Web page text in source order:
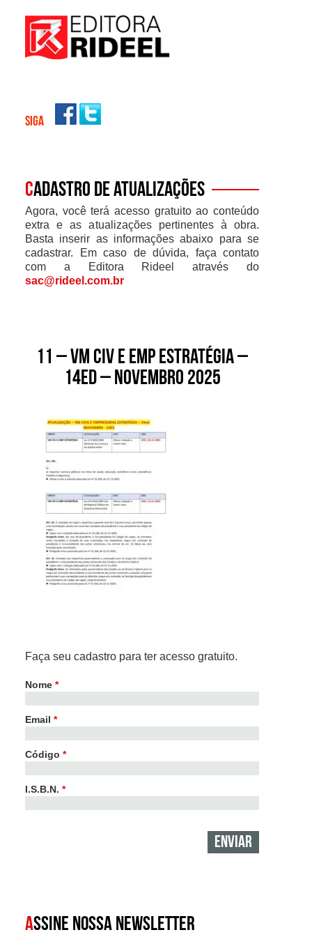
SIGA
Cadastro de atualizações
Agora, você terá acesso gratuito ao conteúdo
extra e as atualizações pertinentes à obra.
Basta inserir as informações abaixo para se
cadastrar. Em caso de dúvida, faça contato
com a Editora Rideel através do
sac@rideel.com.br
11 – VM CIV E EMP ESTRATÉGIA –
14ed – novembro 2025
Faça seu cadastro para ter acesso gratuito.
Nome *
Email *
Código *
I.S.B.N. *
ASSINE NOSSA NEWSLETTER